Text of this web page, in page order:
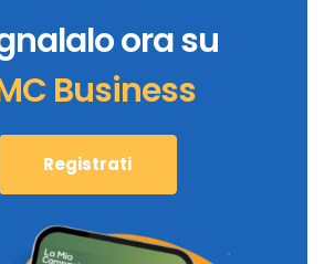
ora su
Business
Registrati